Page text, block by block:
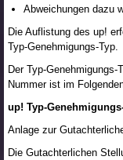
Abweichungen dazu
Die Auflistung des up!
Typ-Genehmigungs-Typ.
Der Typ-
Nummer ist im
up! Typ-
Anlage zur
Die Gutachterlichen